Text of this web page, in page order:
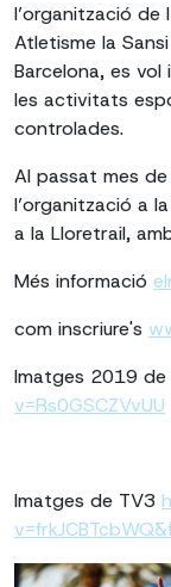
l’organització de
Atletisme la
Barcelona, es
les activitats
controlades.
Al passat mes
l’organització a
a la Lloretrail,
Més informació
com inscriure's
Imatges 2019 de
v=Rs0GSCZVvUU
Imatges de TV3